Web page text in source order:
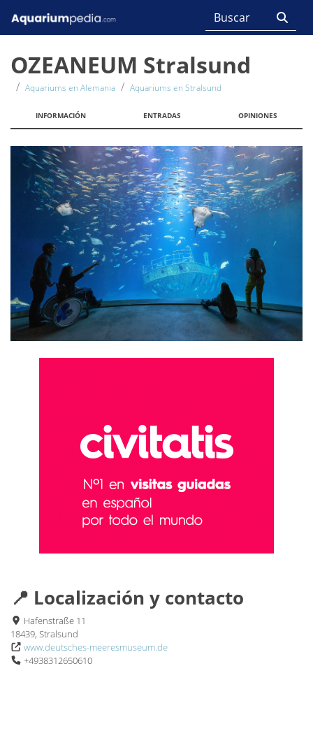
OZEANEUM Stralsund
Aquariums en Alemania Aquariums en Stralsund
INFORMACIÓN ENTRADAS OPINIONES
📍 Localización y contacto
Hafenstraße 11
18439, Stralsund
www.deutsches-meeresmuseum.de
+4938312650610